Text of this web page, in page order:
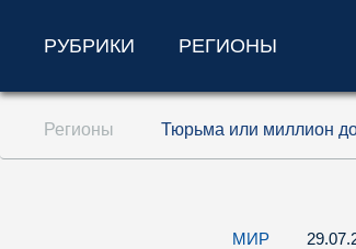
Перейти к содержанию
Перейти к поиску (ключ
РУБРИКИ РЕГИОНЫ
Регионы Тюрьма или миллион
МИР